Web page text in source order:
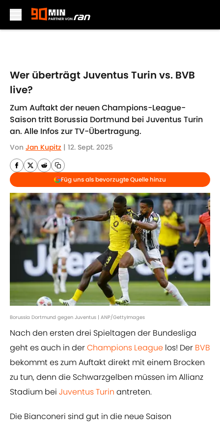
Wer überträgt Juventus Turin vs. BVB
live?
Zum Auftakt der neuen Champions-League-
Saison tritt Borussia Dortmund bei Juventus Turin
an. Alle Infos zur TV-Übertragung.
Von Jan Kupitz | 12. Sept. 2025
Füg uns als bevorzugte Quelle hinzu
Borussia Dortmund gegen Juventus | ANP/GettyImages
Nach den ersten drei Spieltagen der Bundesliga
geht es auch in derChampions League los! Der BVB
bekommt es zum Auftakt direkt mit einem Brocken
zu tun, denn die Schwarzgelben müssen im Allianz
Stadium bei Juventus Turin antreten.
Die Bianconeri sind gut in die neue Saison